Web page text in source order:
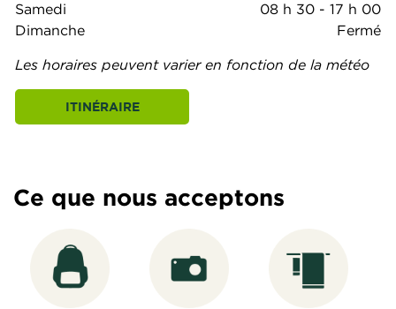
Samedi 08 h 30 - 17 h 00
Dimanche
Fermé
Les horaires peuvent varier en fonction de la météo
ITINÉRAIRE
Ce que nous acceptons